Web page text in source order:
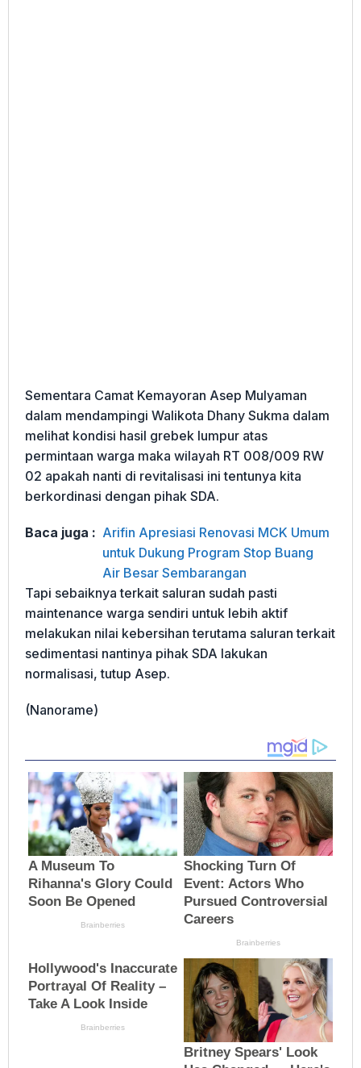
Sementara Camat Kemayoran Asep Mulyaman
dalam mendampingi Walikota Dhany Sukma dalam
melihat kondisi hasil grebek lumpur atas
permintaan warga maka wilayah RT 008/009 RW
02 apakah nanti di revitalisasi ini tentunya kita
berkordinasi dengan pihak SDA.
Baca juga : Arifin Apresiasi Renovasi MCK Umum
untuk Dukung Program Stop Buang
Air Besar Sembarangan
Tapi sebaiknya terkait saluran sudah pasti
maintenance warga sendiri untuk lebih aktif
melakukan nilai kebersihan terutama saluran terkait
sedimentasi nantinya pihak SDA lakukan
normalisasi, tutup Asep.
(Nanorame)